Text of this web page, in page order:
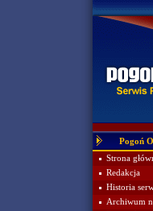
Pogoń
Strona
Redakcja
Historia
Archiwum